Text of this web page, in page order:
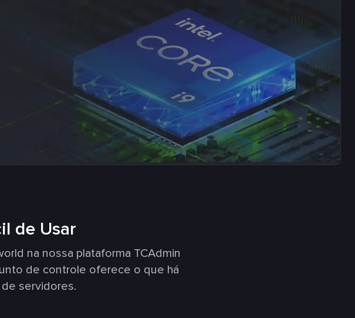
de Usar
na nossa plataforma TCAdmin
de controle oferece o que há
servidores.